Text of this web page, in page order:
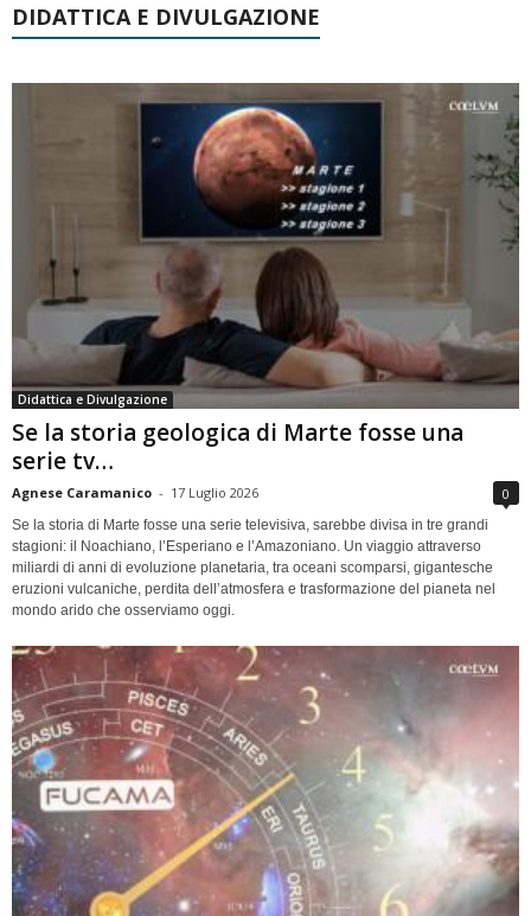
DIDATTICA E DIVULGAZIONE
Didattica e Divulgazione
Se la storia geologica di Marte fosse una
serie tv…
Agnese Caramanico - 17 Luglio 2026 0
Se la storia di Marte fosse una serie televisiva, sarebbe divisa in tre grandi
stagioni: il Noachiano, l’Esperiano e l’Amazoniano. Un viaggio attraverso
miliardi di anni di evoluzione planetaria, tra oceani scomparsi, gigantesche
eruzioni vulcaniche, perdita dell’atmosfera e trasformazione del pianeta nel
mondo arido che osserviamo oggi.